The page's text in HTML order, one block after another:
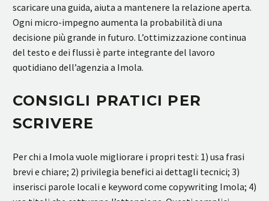
scaricare una guida, aiuta a mantenere la relazione aperta.
Ogni micro-impegno aumenta la probabilità di una
decisione più grande in futuro. L’ottimizzazione continua
del testo e dei flussi è parte integrante del lavoro
quotidiano dell’agenzia a Imola.
CONSIGLI PRATICI PER
SCRIVERE
Per chi a Imola vuole migliorare i propri testi: 1) usa frasi
brevi e chiare; 2) privilegia benefici ai dettagli tecnici; 3)
inserisci parole locali e keyword come copywriting Imola; 4)